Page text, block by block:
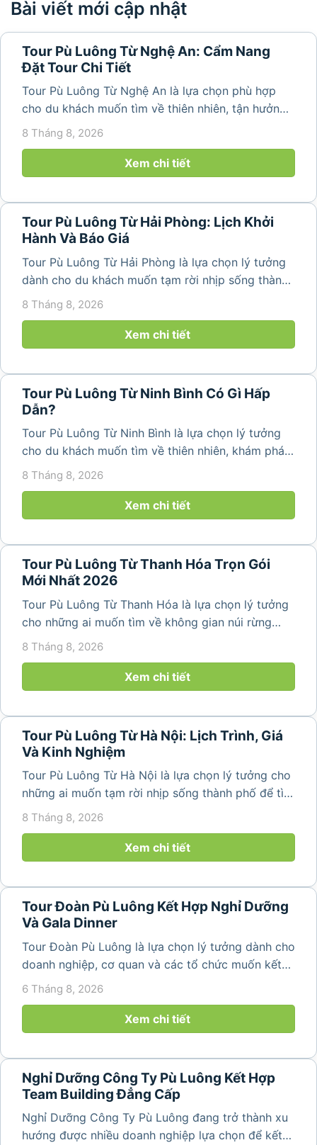
Bài viết mới cập nhật
Tour Pù Luông Từ Nghệ An: Cẩm Nang
Đặt Tour Chi Tiết
Tour Pù Luông Từ Nghệ An là lựa chọn phù hợp
cho du khách muốn tìm về thiên nhiên, tận hưởng
không khí trong lành và khám phá vẻ đẹp bình yên
8 Tháng 8, 2026
Xem chi tiết
Tour Pù Luông Từ Hải Phòng: Lịch Khởi
Hành Và Báo Giá
Tour Pù Luông Từ Hải Phòng là lựa chọn lý tưởng
dành cho du khách muốn tạm rời nhịp sống thành
phố để tìm về không gian núi rừng trong lành,
những bản làng bình yên và cảnh quan ruộng bậc
thang đặc trưng. Từ...
8 Tháng 8, 2026
Xem chi tiết
Tour Pù Luông Từ Ninh Bình Có Gì Hấp
Dẫn?
Tour Pù Luông Từ Ninh Bình là lựa chọn lý tưởng
cho du khách muốn tìm về thiên nhiên, khám phá
bản làng và tận hưởng không gian nghỉ dưỡng yên
8 Tháng 8, 2026
Xem chi tiết
Tour Pù Luông Từ Thanh Hóa Trọn Gói
Mới Nhất 2026
Tour Pù Luông Từ Thanh Hóa là lựa chọn lý tưởng
cho những ai muốn tìm về không gian núi rừng
trong lành, ruộng bậc thang xanh mướt và những
bản làng bình yên ngay trong một hành trình ngắn
ngày. Không cần di chuyển...
8 Tháng 8, 2026
Xem chi tiết
Tour Pù Luông Từ Hà Nội: Lịch Trình, Giá
Và Kinh Nghiệm
Tour Pù Luông Từ Hà Nội là lựa chọn lý tưởng cho
những ai muốn tạm rời nhịp sống thành phố để tìm
về không gian núi rừng xanh mát, những bản làng
8 Tháng 8, 2026
Xem chi tiết
Tour Đoàn Pù Luông Kết Hợp Nghỉ Dưỡng
Và Gala Dinner
Tour Đoàn Pù Luông là lựa chọn lý tưởng dành cho
doanh nghiệp, cơ quan và các tổ chức muốn kết
hợp nghỉ dưỡng, tham quan và tổ chức các hoạt
động gắn kết tập thể. Với cảnh quan thiên nhiên
nguyên sơ, không khí...
6 Tháng 8, 2026
Xem chi tiết
Nghỉ Dưỡng Công Ty Pù Luông Kết Hợp
Team Building Đẳng Cấp
Nghỉ Dưỡng Công Ty Pù Luông đang trở thành xu
hướng được nhiều doanh nghiệp lựa chọn để kết